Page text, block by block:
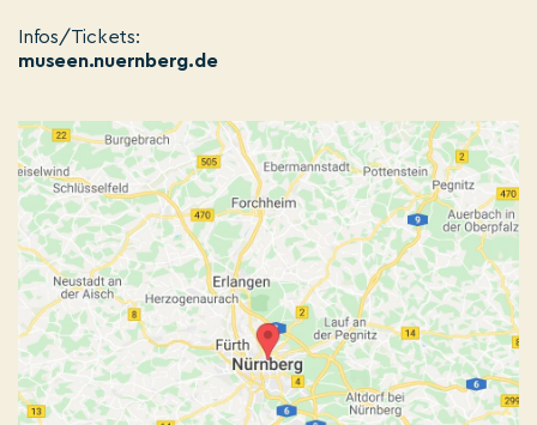
Infos/Tickets:
museen.nuernberg.de